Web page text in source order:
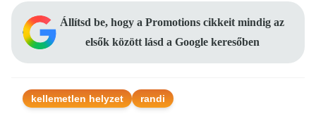
Állítsd be, hogy a Promotions cikkeit mindig az
elsők között lásd a Google keresőben
kellemetlen helyzet randi